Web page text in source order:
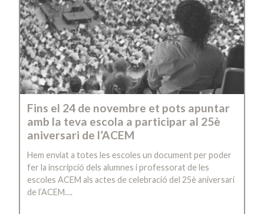
Fins el 24 de novembre et pots apuntar
amb la teva escola a participar al 25è
aniversari de l’ACEM
Hem enviat a totes les escoles un document per poder
fer la inscripció dels alumnes i professorat de les
escoles ACEM als actes de celebració del 25è aniversari
de l’ACEM….